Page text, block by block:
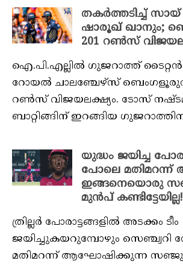
തകർത്തടിച്ച്
ഷാരൂഖ് ഖാനും;
201 റൺസ്
ഐ.പി.എല്ലിൽ ​ഗുജറാത്ത്
റോയൽ ചാലഞ്ചേഴ്സ്
റൺസ് വിജയലക്ഷ്യം. ടോസ്
ബാറ്റിങ്ങിന് ഇറങ്ങിയ
യുദ്ധം ജയിച്ച
പോലെ
ഇങ്ങനെയൊരു
മുൻപ് കണ്ടിട്ടേയില്ല!
ത്രില്ലര്‍ പോരാട്ടങ്ങളില്‍ അടക്കം ടീം
ജയിച്ചുകയറുമ്പോഴും സെഞ്ച്വറി
മതിമറന്ന് ആഘോഷിക്കുന്ന